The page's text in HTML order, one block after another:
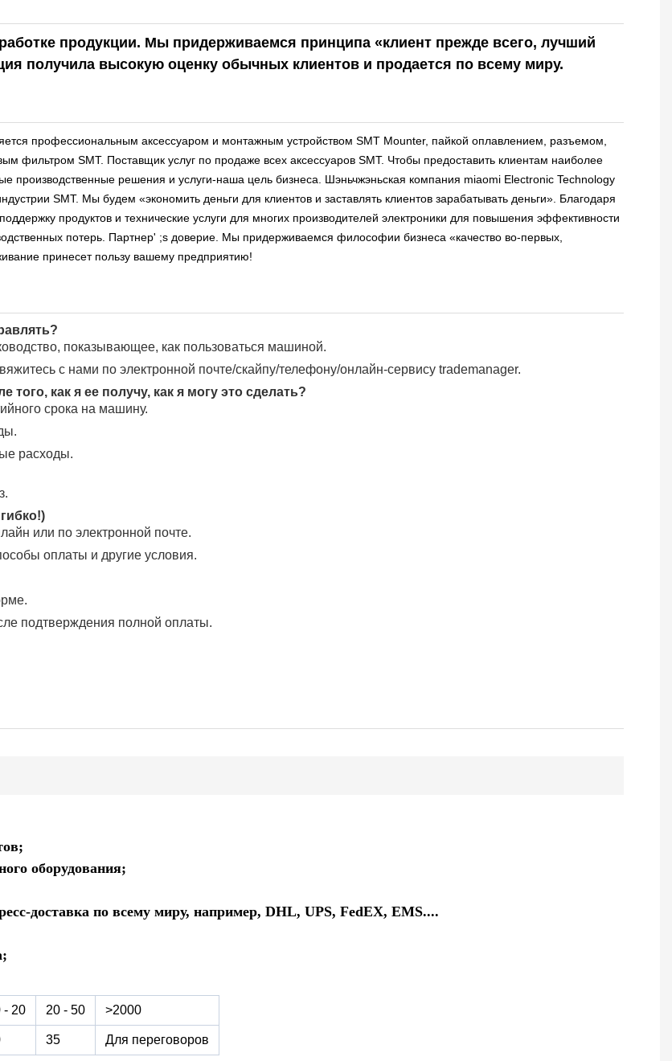
продукции. Мы придерживаемся принципа «клиент прежде всего, лучший
получила высокую оценку обычных клиентов и продается по всему миру.
профессиональным аксессуаром и монтажным устройством SMT Mounter, пайкой оплавлением, разъемом,
фильтром SMT. Поставщик услуг по продаже всех аксессуаров SMT. Чтобы предоставить клиентам наиболее
решения и услуги-наша цель бизнеса. Шэньчжэньская компания miaomi Electronic Technology
SMT. Мы будем «экономить деньги для клиентов и заставлять клиентов зарабатывать деньги». Благодаря
продуктов и технические услуги для многих производителей электроники для повышения эффективности
потерь. Партнер' ;s доверие. Мы придерживаемся философии бизнеса «качество во-первых,
принесет пользу вашему предприятию!
показывающее, как пользоваться машиной.
с нами по электронной почте/скайпу/телефону/онлайн-сервису trademanager.
как я ее получу, как я могу это сделать?
срока на машину.
расходы.
или по электронной почте.
оплаты и другие условия.
подтверждения полной оплаты.
оборудования;
доставка по всему миру, например, DHL, UPS, FedEX, EMS....
- 20 20 - 50 >2000
35 Для переговоров